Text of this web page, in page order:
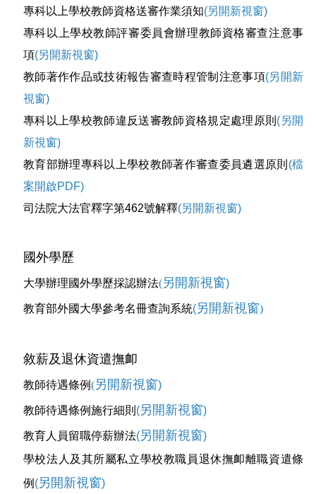
專科以上學校教師資格送審作業須知(另開新視窗)
專科以上學校教師評審委員會辦理教師資格審查注意事
項(另開新視窗)
教師著作作品或技術報告審查時程管制注意事項(另開新
視窗)
專科以上學校教師違反送審教師資格規定處理原則 (另開
新視窗)
教育部辦理專科以上學校教師著作審查委員遴選原則 (檔
案開啟PDF)
司法院大法官釋字第462號解釋(另開新視窗)
國外學歷
大學辦理國外學歷採認辦法(另開新視窗)
教育部外國大學參考名冊查詢系統(另開新視窗)
敘薪及退休資遣撫卹
教師待遇條例(另開新視窗)
教師待遇條例施行細則 (另開新視窗)
教育人員留職停薪辦法(另開新視窗)
學校法人及其所屬私立學校教職員退休撫卹離職資遣條
例 (另開新視窗)